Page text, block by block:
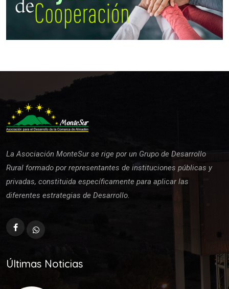
La Asociación MonteSur se rige por un Grupo de Desarrollo
Rural formado por representantes de instituciones públicas y
privadas, constituida específicamente para aplicar las
diferentes estrategias de Desarrollo.
Últimas Noticias